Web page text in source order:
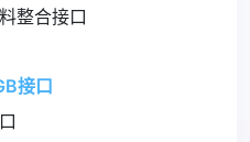
整合接口
接口